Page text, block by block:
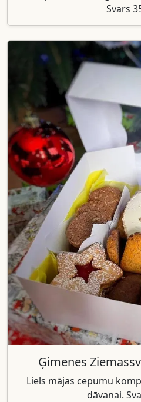
Svars
Ģimenes
Liels mājas cepumu
dāvanai.